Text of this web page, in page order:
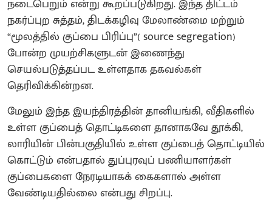
நடைபெறும் என்று கூறப்படுகிறது. இந்த திட்டம்
நகர்ப்புற சுத்தம், திடக்கழிவு மேலாண்மை மற்றும்
“மூலத்தில் குப்பை பிரிப்பு”( source segregation)
போன்ற முயற்சிகளுடன் இணைந்து
செயல்படுத்தப்பட உள்ளதாக தகவல்கள்
தெரிவிக்கின்றன.
மேலும் இந்த இயந்திரத்தின் தானியங்கி, வீதிகளில்
உள்ள குப்பைத் தொட்டிகளை தானாகவே தூக்கி,
லாரியின் பின்பகுதியில் உள்ள குப்பைத் தொட்டியில்
கொட்டும் என்பதால் துப்புரவுப் பணியாளர்கள்
குப்பைகளை நேரடியாகக் கைகளால் அள்ள
வேண்டியதில்லை என்பது சிறப்பு.